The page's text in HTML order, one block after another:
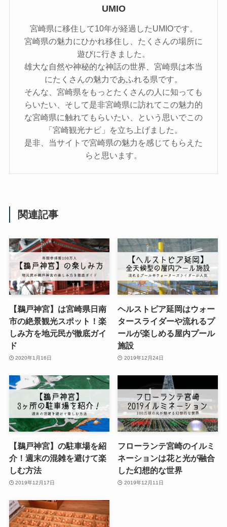
UMIO
宮崎県に移住して10年が経過したUMIOです。
宮崎県の魅力にひかれ移住し、たくさんの場所に
遊びに行きました。
雄大な自然や神秘的な神話の世界、宮崎県は本当
にたくさんの魅力であふれる県です。
そんな、宮崎県をもっとたくさんの人に知っても
らいたい、そして是非宮崎県に訪れてこの魅力的
な宮崎県に触れてもらいたい、という思いでこの
「宮崎観光ナビ」を立ち上げました。
是非、当サイトで宮崎県の魅力を感じてもらえた
らと思います。
関連記事
【鵜戸神宮】は宮崎県日南
市の絶景観光スポット！楽
しみ方を地元民が徹底ガイ
ド
2020年1月16日
ヘルストピア延岡はウォー
タースライダーや流れるプ
ールが楽しめる屋内プール
施設
2019年12月24日
【鵜戸神宮】の駐車場を紹
介！週末の混雑を避けて楽
しむ方法
2019年12月17日
フローランテ宮崎のイルミ
ネーションは花と光が融合
した幻想的な世界
2019年12月11日